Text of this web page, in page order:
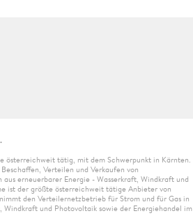
österreichweit tätig, mit dem Schwerpunkt in Kärnten.
Verteilen und Verkaufen von
erneuerbarer Energie - Wasserkraft, Windkraft und
ist der größte österreichweit tätige Anbieter von
den Verteilernetzbetrieb für Strom und für Gas in
und Photovoltaik sowie der Energiehandel im